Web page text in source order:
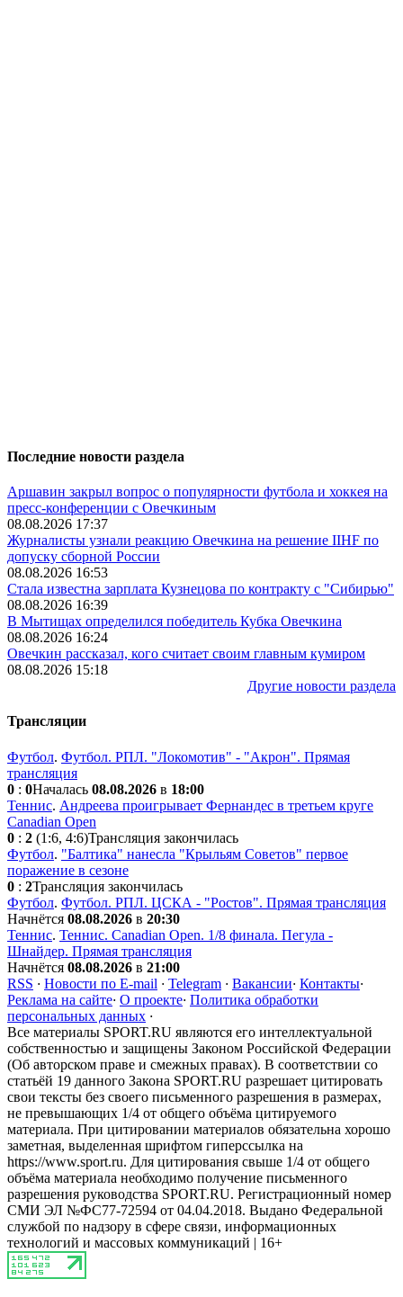
Последние новости раздела
Аршавин закрыл вопрос о популярности футбола и хоккея на
пресс-конференции с Овечкиным
08.08.2026 17:37
Журналисты узнали реакцию Овечкина на решение IIHF по
допуску сборной России
08.08.2026 16:53
Стала известна зарплата Кузнецова по контракту с "Сибирью"
08.08.2026 16:39
В Мытищах определился победитель Кубка Овечкина
08.08.2026 16:24
Овечкин рассказал, кого считает своим главным кумиром
08.08.2026 15:18
Другие новости раздела
Трансляции
Футбол. Футбол. РПЛ. "Локомотив" - "Акрон". Прямая
трансляция
0 : 0Началась 08.08.2026 в 18:00
Теннис. Андреева проигрывает Фернандес в третьем круге
Canadian Open
0 : 2 (1:6, 4:6)Трансляция закончилась
Футбол. "Балтика" нанесла "Крыльям Советов" первое
поражение в сезоне
0 : 2Трансляция закончилась
Футбол. Футбол. РПЛ. ЦСКА - "Ростов". Прямая трансляция
Начнётся 08.08.2026 в 20:30
Теннис. Теннис. Canadian Open. 1/8 финала. Пегула -
Шнайдер. Прямая трансляция
Начнётся 08.08.2026 в 21:00
RSS · Новости по E-mail · Telegram · Вакансии· Контакты·
Реклама на сайте· О проекте· Политика обработки
персональных данных ·
Все материалы SPORT.RU являются его интеллектуальной
собственностью и защищены Законом Российской Федерации
(Об авторском праве и смежных правах). В соответствии со
статьёй 19 данного Закона SPORT.RU разрешает цитировать
свои тексты без своего письменного разрешения в размерах,
не превышающих 1/4 от общего объёма цитируемого
материала. При цитировании материалов обязательна хорошо
заметная, выделенная шрифтом гиперссылка на
https://www.sport.ru. Для цитирования свыше 1/4 от общего
объёма материала необходимо получение письменного
разрешения руководства SPORT.RU. Регистрационный номер
СМИ ЭЛ №ФС77-72594 от 04.04.2018. Выдано Федеральной
службой по надзору в сфере связи, информационных
технологий и массовых коммуникаций | 16+